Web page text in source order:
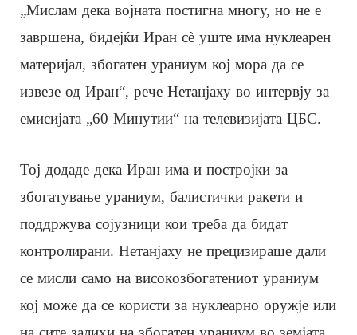
„Мислам дека војната постигна многу, но не е
завршена, бидејќи Иран сè уште има нуклеарен
материјал, збогатен ураниум кој мора да се
извезе од Иран“, рече Нетанјаху во интервју за
емисијата „60 Минутии“ на телевизијата ЦБС.
Тој додаде дека Иран има и постројки за
збогатување ураниум, балистички ракети и
поддржува сојузници кои треба да бидат
контролирани. Нетанјаху не прецизираше дали
се мисли само на високoзбогатениот ураниум
кој може да се користи за нуклеарно оружје или